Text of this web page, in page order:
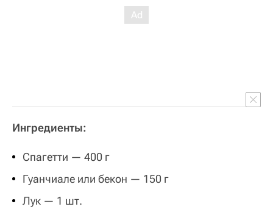
Ингредиенты:
Спагетти — 400 г
Гуанчиале или бекон — 150 г
Лук — 1 шт.